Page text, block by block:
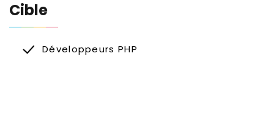
Cible
Développeurs PHP